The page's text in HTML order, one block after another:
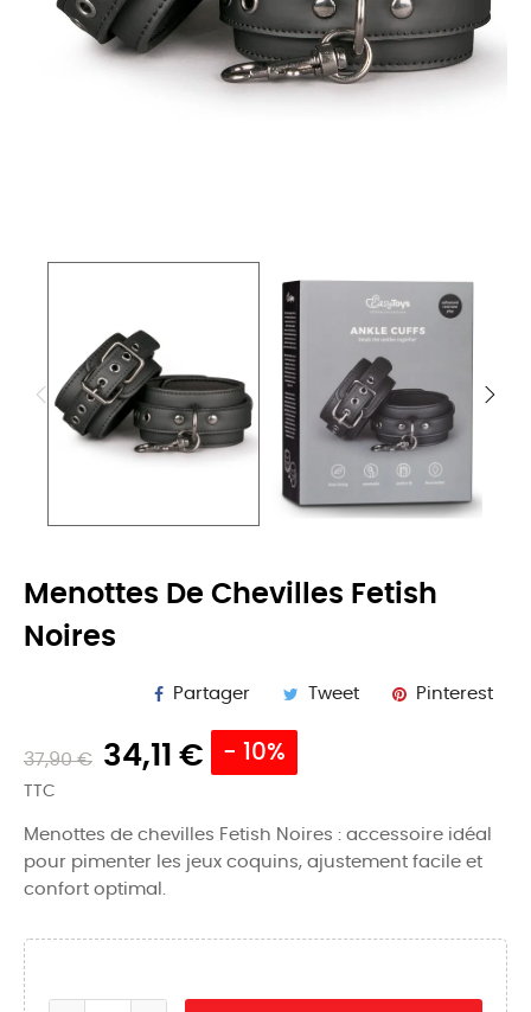
Menottes De Chevilles Fetish
Noires
Partager Tweet Pinterest
37,90 € 34,11 € - 10%
TTC
Menottes de chevilles Fetish Noires : accessoire idéal
pour pimenter les jeux coquins, ajustement facile et
confort optimal.